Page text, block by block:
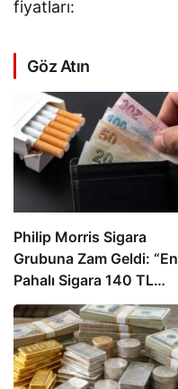
fiyatları:
Göz Atın
Philip Morris Sigara
Grubuna Zam Geldi: “En
Pahalı Sigara 140 TL
Oldu”